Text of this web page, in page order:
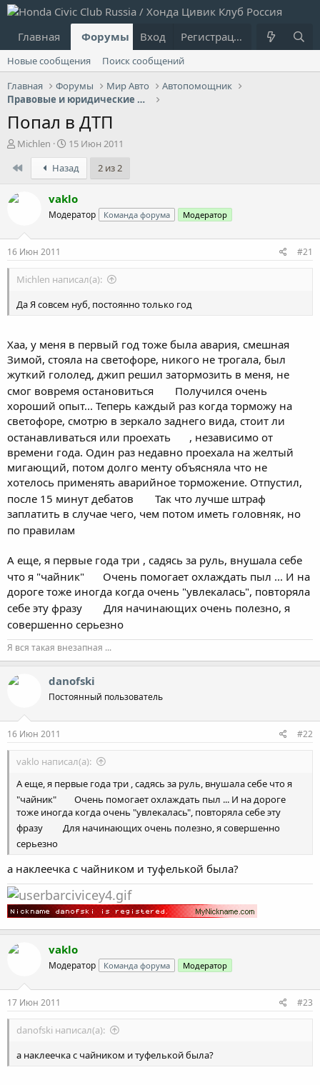
Главная Форумы Что нового?
Вход Регистрация
Новые сообщения
Поиск сообщений
Главная
Форумы Мир Авто
Автопомощник
Правовые и юридические вопросы
Попал в ДТП
А
т
р
т
ы
Michlen
Д
а
т
а
н
а
ч
15 Июн 2011
Назад 2 из 2
vaklo
Модератор Команда форума Модератор
16 Июн 2011 #21
Michlen написал(а):
Да Я совсем нуб, постоянно только год
Хаа, у меня в первый год тоже была авария, смешная
Зимой, стояла на светофоре, никого не трогала, был
жуткий гололед, джип решил затормозить в меня, не
смог вовремя остановиться
Получился очень
хороший опыт... Теперь каждый раз когда торможу на
светофоре, смотрю в зеркало заднего вида, стоит ли
останавливаться или проехать
, независимо от
времени года. Один раз недавно проехала на желтый
мигающий, потом долго менту объясняла что не
хотелось применять аварийное торможение. Отпустил,
после 15 минут дебатов
Так что лучше штраф
заплатить в случае чего, чем потом иметь головняк, но
по правилам
А еще, я первые года три , садясь за руль, внушала себе
что я "чайник"
Очень помогает охлаждать пыл ... И на
дороге тоже иногда когда очень "увлекалась", повторяла
себе эту фразу
Для начинающих очень полезно, я
совершенно серьезно
Я вся такая внезапная ...
danofski
Постоянный пользователь
16 Июн 2011 #22
vaklo написал(а):
А еще, я первые года три , садясь за руль, внушала себе что я
"чайник"
Очень помогает охлаждать пыл ... И на дороге
тоже иногда когда очень "увлекалась", повторяла себе эту
фразу
Для начинающих очень полезно, я совершенно
серьезно
а наклеечка с чайником и туфелькой была?
vaklo
Модератор Команда форума Модератор
17 Июн 2011 #23
danofski написал(а):
а наклеечка с чайником и туфелькой была?